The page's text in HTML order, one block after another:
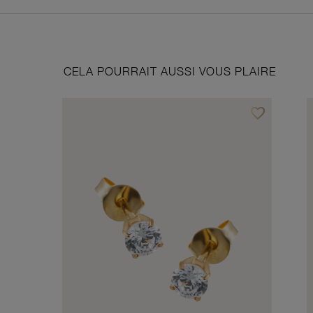
CELA POURRAIT AUSSI VOUS PLAIRE
favorite_borderAjouter à vos